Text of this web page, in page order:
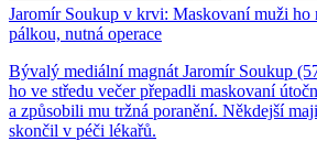
Jaromír Soukup v krvi: Maskovaní muži ho
pálkou, nutná operace
Bývalý mediální magnát Jaromír Soukup
ho ve středu večer přepadli maskovaní
a způsobili mu tržná poranění. Někdejší
skončil v péči lékařů.